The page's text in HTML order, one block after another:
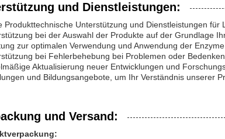
und Dienstleistungen:
Produkttechnische Unterstützung und Dienstleistungen für
bei der Auswahl der Produkte auf der Grundlage
zur optimalen Verwendung und Anwendung der Enzyme
bei Fehlerbehebung bei Problemen oder Bedenken
Aktualisierung neuer Entwicklungen und
und Bildungsangebote, um Ihr Verständnis unserer
und Versand: